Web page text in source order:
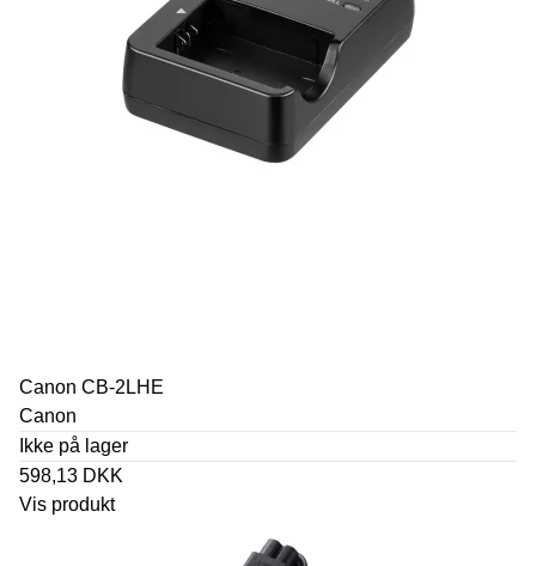
Canon CB-2LHE
Canon
Ikke på lager
598,13 DKK
Vis produkt